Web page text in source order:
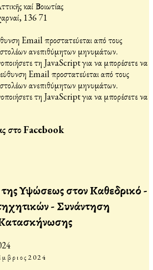
καί Βοιωτίας
136 71
Email προστατεύεται από τους
ανεπιθύμητων μηνυμάτων.
τη JavaScript για να μπορέσετε να
Email προστατεύεται από τους
ανεπιθύμητων μηνυμάτων.
τη JavaScript για να μπορέσετε να
στο Facebook
Υψώσεως στον Καθεδρικό -
- Συνάντηση
2024